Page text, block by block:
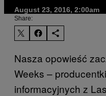
August 23, 2016, 2:00am
Share:
Nasza opowieść
Weeks –
informacyjnych z